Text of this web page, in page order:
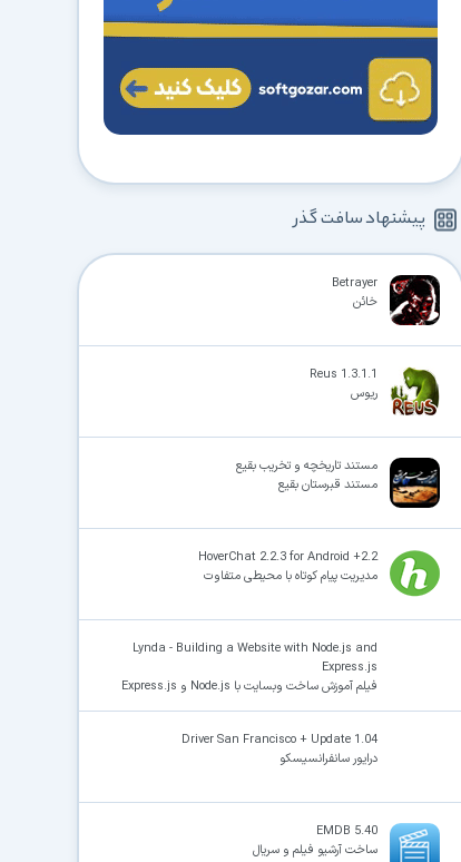
پیشنهاد سافت گذر
Betrayer
خائن
Reus 1.3.1.1
ریوس
مستند تاریخچه و تخریب بقیع
مستند قبرستان بقیع
HoverChat 2.2.3 for Android +2.2
مدیریت پیام کوتاه با محیطی متفاوت
Lynda - Building a Website with Node.js and
Express.js
فیلم آموزش ساخت وبسایت با Node.js و Express.js
Driver San Francisco + Update 1.04
درایور سانفرانسیسکو
EMDB 5.40
ساخت آرشیو فیلم و سریال